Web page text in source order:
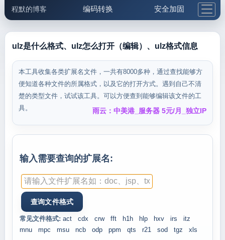
程默的博客 编码转换 安全加固
邮件工具 生活便民 更多工具
5.1支付宝大红包
ulz是什么格式、ulz怎么打开（编辑）、ulz格式信息
本工具收集各类扩展名文件，一共有8000多种，通过查找能够方
便知道各种文件的所属格式，以及它的打开方式。遇到自己不清
楚的类型文件，试试该工具。可以方便查到能够编辑该文件的工
具。
雨云：中美港_服务器 5元/月_独立IP
输入需要查询的扩展名:
常见文件格式: act cdx crw fft h1h hlp hxv irs
itz
mnu
mpc msu ncb odp ppm qts r21 sod tgz xls